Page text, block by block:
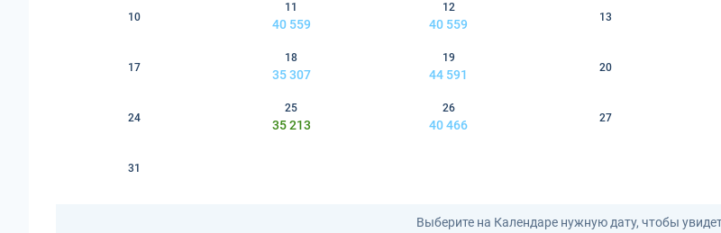
10
11
40 559
12
40 559
13
17
18
35 307
19
44 591
20
24
25
35 213
26
40 466
27
31
Выберите на Календаре нужную дату, чтобы